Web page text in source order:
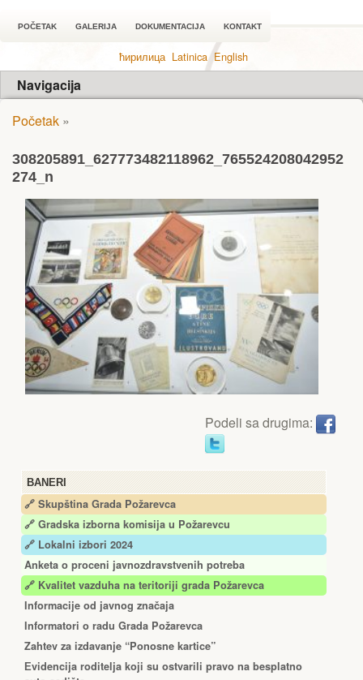
POČETAK GALERIJA DOKUMENTACIJA KONTAKT
ћирилица Latinica English
Navigacija
BANERI
🔗 Skupština Grada Požarevca
🔗 Gradska izborna komisija u Požarevcu
🔗 Lokalni izbori 2024
Anketa o proceni javnozdravstvenih potreba
🔗 Kvalitet vazduha na teritoriji grada Požarevca
Informacije od javnog značaja
Informatori o radu Grada Požarevca
Zahtev za izdavanje “Ponosne kartice”
Еvidencija roditelja koji su ostvarili pravo na besplatno
Početak »
308205891_627773482118962_765524208042952
274_n
Podeli sa drugima: